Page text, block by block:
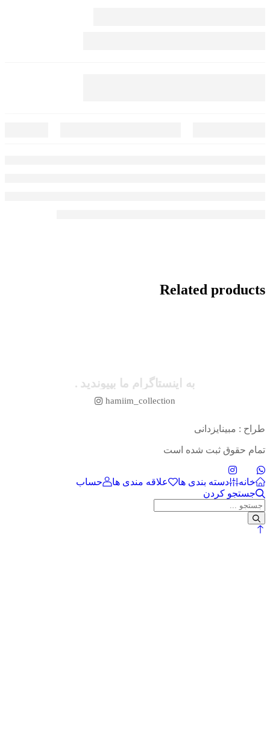
Related products
به اینستاگرام ما بپیوندید .
hamiim_collection
طراح : مبینایزدانی
تمام حقوق ثبت شده است
خانه دسته بندی ها علاقه مندی ها
حساب
جستجو کردن